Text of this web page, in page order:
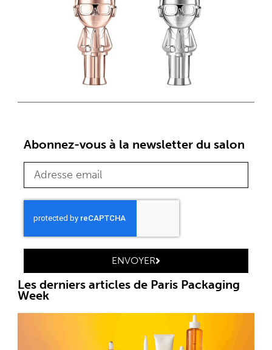
Abonnez-vous à la newsletter du salon
ENVOYER
Les derniers articles de Paris Packaging
Week